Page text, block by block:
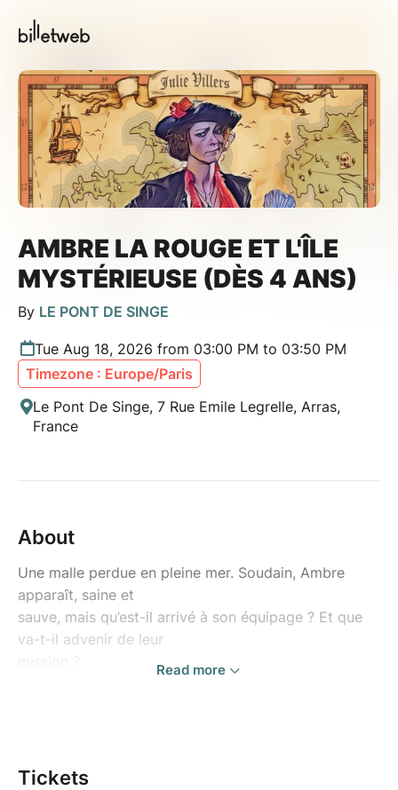
AMBRE LA ROUGE ET L'ÎLE
MYSTÉRIEUSE (DÈS 4 ANS)
By LE PONT DE SINGE
Tue Aug 18, 2026 from 03:00 PM to 03:50 PM
Timezone : Europe/Paris
Le Pont De Singe, 7 Rue Emile Legrelle, Arras,
France
About
Une malle perdue en pleine mer. Soudain, Ambre
apparaît, saine et
sauve, mais qu’est-il arrivé à son équipage ? Et que
va-t-il advenir de leur
requin, la résilience, quelques graines d’écologie, un
Read more
Tickets